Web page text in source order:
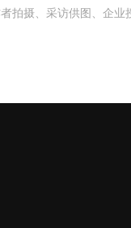
拍摄、 采访供图、 企业